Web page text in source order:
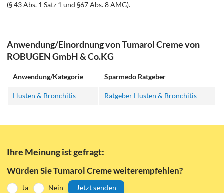
(§ 43 Abs. 1 Satz 1 und §67 Abs. 8 AMG).
Anwendung/Einordnung von Tumarol Creme von
ROBUGEN GmbH & Co.KG
Anwendung/Kategorie Sparmedo Ratgeber
Husten & Bronchitis Ratgeber Husten & Bronchitis
Ihre Meinung ist gefragt:
Würden Sie Tumarol Creme weiterempfehlen?
Ja Nein Jetzt senden